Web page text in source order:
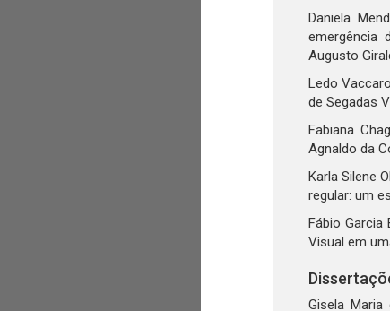
Daniela
emergência
Augusto
Ledo
de Segadas
Fabiana
Agnaldo da
Karla Silene
regular: um
Fábio
Visual em
Gisela